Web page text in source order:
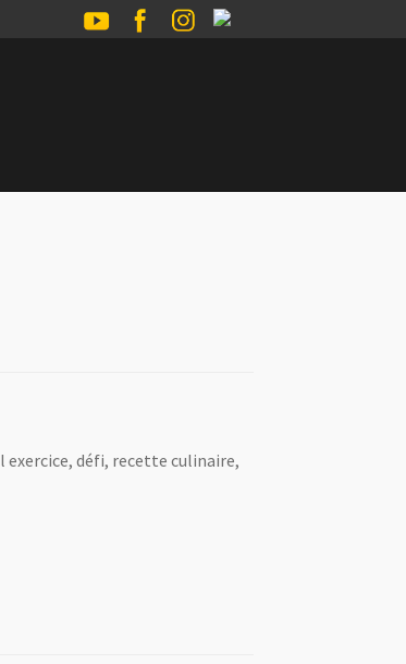
exercice, défi, recette culinaire,